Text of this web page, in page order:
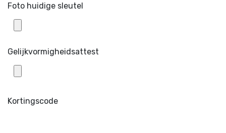
Foto huidige sleutel
Gelijkvormigheidsattest
Kortingscode